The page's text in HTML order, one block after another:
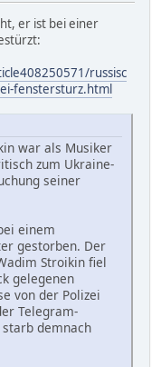
er ist bei einer
russisc
fenstersturz.html
war als Musiker
zum Ukraine-
seiner
einem
gestorben. Der
Stroikin fiel
gelegenen
von der Polizei
Telegram-
demnach